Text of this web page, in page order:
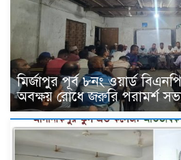
মির্জাপুর পূর্ব ৮নং ওয়ার্ড
অবক্ষয় রোধে জরুরি পরামর্শ